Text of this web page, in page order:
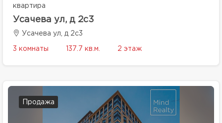
квартира
Усачева ул, д 2с3
Усачева ул, д 2с3
3 комнаты 137.7 кв.м. 2 этаж
Продажа